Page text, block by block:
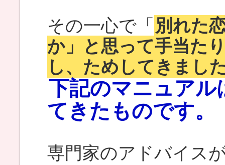
その一心で「 別れた
か」と思って手当た
し、ためしてきまし
下記のマニュアル
てきたものです。
専門家のアドバイス